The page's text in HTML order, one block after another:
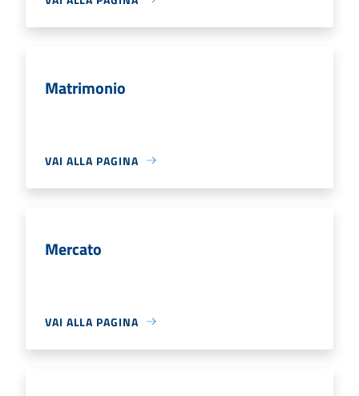
Matrimonio
VAI ALLA PAGINA
Mercato
VAI ALLA PAGINA